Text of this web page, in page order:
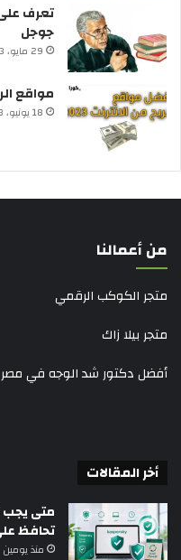
تعرف
جوجل
29 مايو، 2023
مواقع
18 يونيو، 2023
من أعمالنا
متجر الكوكب الرقمي
متجر بيلا زاك
أفضل دكتور شد الوجه في مصر
أخر المقالات
متى يجب
تحافظ
منذ يومين